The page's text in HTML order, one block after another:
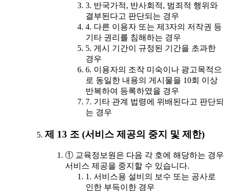
3. 반국가적, 반사회적, 범죄적 행위와
결부된다고 판단되는 경우
4. 다른 이용자 또는 제3자의 저작권 등
기타 권리를 침해하는 경우
5. 게시 기간이 규정된 기간을 초과한
경우
6. 이용자의 조작 미숙이나 광고목적으
로 동일한 내용의 게시물을 10회 이상
반복하여 등록하였을 경우
7. 기타 관계 법령에 위배된다고 판단되
는 경우
제 13 조 (서비스 제공의 중지 및 제한)
① 교육정보원은 다음 각 호에 해당하는 경우
서비스 제공을 중지할 수 있습니다.
1. 서비스용 설비의 보수 또는 공사로
인한 부득이한 경우